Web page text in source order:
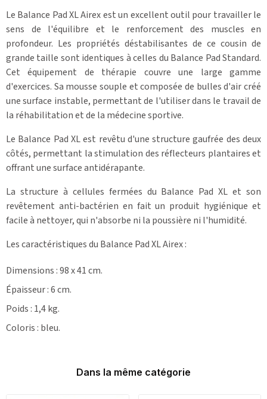
Le Balance Pad XL Airex est un excellent outil pour travailler le
sens de l'équilibre et le renforcement des muscles en
profondeur. Les propriétés déstabilisantes de ce cousin de
grande taille sont identiques à celles du Balance Pad Standard.
Cet équipement de thérapie couvre une large gamme
d'exercices. Sa mousse souple et composée de bulles d'air créé
une surface instable, permettant de l'utiliser dans le travail de
la réhabilitation et de la médecine sportive.
Le Balance Pad XL est revêtu d'une structure gaufrée des deux
côtés, permettant la stimulation des réflecteurs plantaires et
offrant une surface antidérapante.
La structure à cellules fermées du Balance Pad XL et son
revêtement anti-bactérien en fait un produit hygiénique et
facile à nettoyer, qui n'absorbe ni la poussière ni l'humidité.
Les caractéristiques du Balance Pad XL Airex :
Dimensions : 98 x 41 cm.
Épaisseur : 6 cm.
Poids : 1,4 kg.
Coloris : bleu.
Dans la même catégorie